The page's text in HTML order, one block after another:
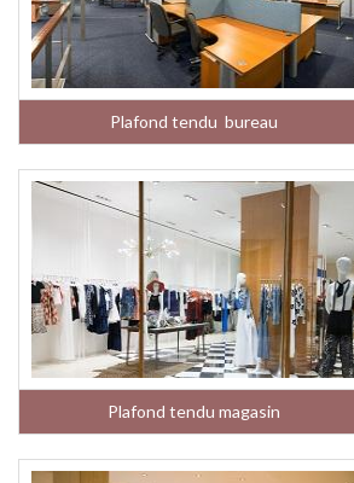
Plafond tendu bureau
Plafond tendu magasin